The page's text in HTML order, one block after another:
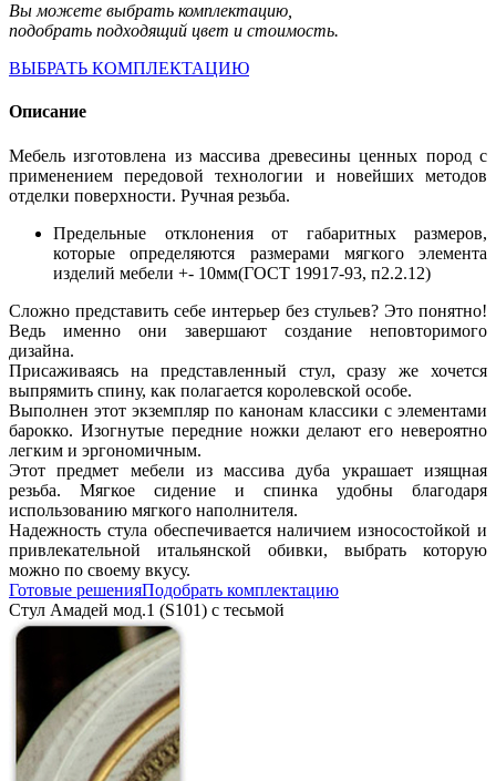
Вы можете выбрать комплектацию,
подобрать подходящий цвет и стоимость.
ВЫБРАТЬ КОМПЛЕКТАЦИЮ
Описание
Мебель изготовлена из массива древесины ценных пород с
применением передовой технологии и новейших методов
отделки поверхности. Ручная резьба.
Предельные отклонения от габаритных размеров,
которые определяются размерами мягкого элемента
изделий мебели +- 10мм(ГОСТ 19917-93, п2.2.12)
Сложно представить себе интерьер без стульев? Это понятно!
Ведь именно они завершают создание неповторимого
дизайна.
Присаживаясь на представленный стул, сразу же хочется
выпрямить спину, как полагается королевской особе.
Выполнен этот экземпляр по канонам классики с элементами
барокко. Изогнутые передние ножки делают его невероятно
легким и эргономичным.
Этот предмет мебели из массива дуба украшает изящная
резьба. Мягкое сидение и спинка удобны благодаря
использованию мягкого наполнителя.
Надежность стула обеспечивается наличием износостойкой и
привлекательной итальянской обивки, выбрать которую
можно по своему вкусу.
Готовые решенияПодобрать комплектацию
Стул Амадей мод.1 (S101) с тесьмой